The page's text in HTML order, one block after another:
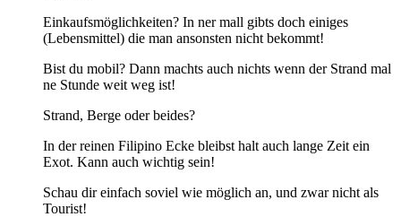
Einkaufsmöglichkeiten? In ner mall gibts doch einiges
(Lebensmittel) die man ansonsten nicht bekommt!
Bist du mobil? Dann machts auch nichts wenn der Strand mal
ne Stunde weit weg ist!
Strand, Berge oder beides?
In der reinen Filipino Ecke bleibst halt auch lange Zeit ein
Exot. Kann auch wichtig sein!
Schau dir einfach soviel wie möglich an, und zwar nicht als
Tourist!